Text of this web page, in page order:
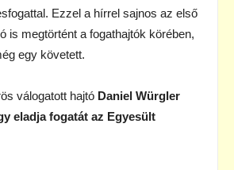
Ezzel a hírrel sajnos az első
is megtörtént a fogathajtók körében,
egy követett.
válogatott hajtó Daniel Würgler
eladja fogatát az Egyesült